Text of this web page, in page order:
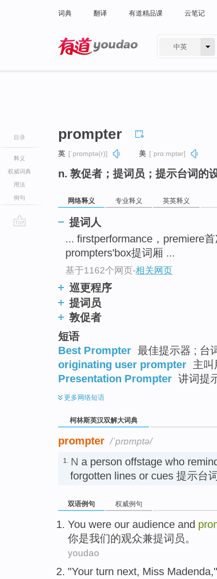
词典 翻译 有道精品课 云笔记
中英
目录
释义
权威词典
用法
例句
prompter
英 [ˈprɒmptə(r)] 美 [ˈprɑːmptər]
n. 敦促者；提词员；提示台词的
网络释义 专业释义 英英释义
提词人
... firstperformance，premiere
prompters'box提词厢 ...
基于1162个网页-相关网页
巡更程序
提词员
敦促者
短语
Best Prompter 最佳提示器 ; 台
originating user prompter 主叫
Presentation Prompter 讲词提
更多网络短语
柯林斯英汉双解大词典
prompter /ˈprɒmptə/
1. N a person offstage who
forgotten lines or cues 提示台
双语例句 权威例句
You were our audience and
你是我们的观众兼提词员。
youdao
"Your turn next, Miss Madenda